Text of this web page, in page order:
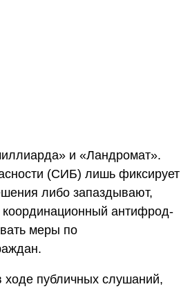
и «Ландромат».
(СИБ) лишь фиксирует
либо запаздывают,
координационный антифрод-
меры по
публичных слушаний,